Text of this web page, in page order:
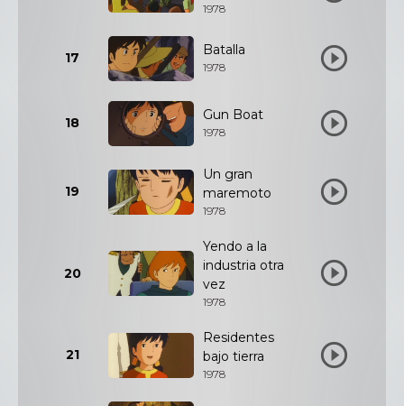
1978
17 Batalla
1978
18 Gun Boat
1978
19
Un gran
maremoto
1978
20
Yendo a la
industria otra
vez
1978
21
Residentes
bajo tierra
1978